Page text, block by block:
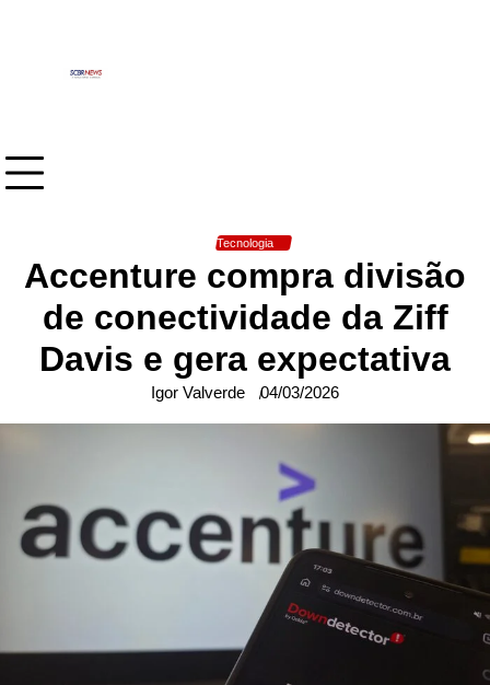
Tecnologia
Accenture compra divisão
de conectividade da Ziff
Davis e gera expectativa
Igor Valverde 04/03/2026